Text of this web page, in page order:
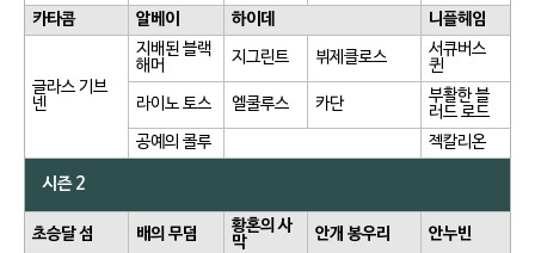
카타콤
알베이 하이데 니플헤임
글라스 기브
넨
지배된 블랙
해머
지그린트 뷔제클로스
서큐버스
퀸
라이노 토스 엘쿨루스 카단
부활한 블
러드 로드
공예의 콜루
젝칼리온
시즌 2
초승달 섬 배의 무덤
황혼의 사
막
안개 봉우리 안누빈